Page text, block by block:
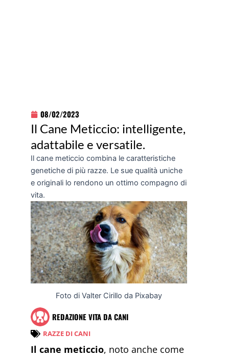
08/02/2023
Il Cane Meticcio: intelligente,
adattabile e versatile.
Il cane meticcio combina le caratteristiche
genetiche di più razze. Le sue qualità uniche
e originali lo rendono un ottimo compagno di
vita.
Foto di Valter Cirillo da Pixabay
REDAZIONE VITA DA CANI
RAZZE DI CANI
Il cane meticcio, noto anche come